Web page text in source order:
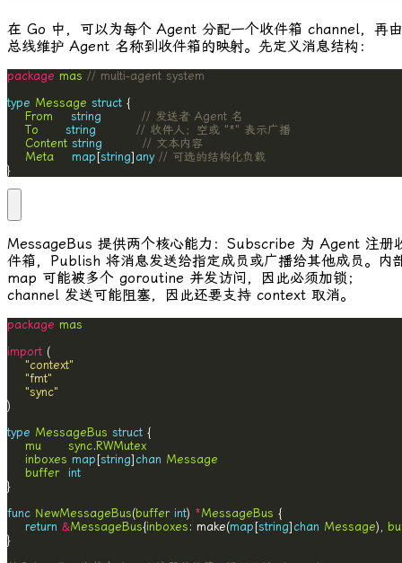
在 Go 中，可以为每个 Agent 分配一个收件箱 channel，再由
总线维护 Agent 名称到收件箱的映射。先定义消息结构：
package mas // multi-agent system
type Message struct
From
string
// 发送者 Agent 名
To
string
// 收件人；空或 "*" 表示广播
Content string
// 文本内容
Meta
map[string] any // 可选的结构化负载
}
MessageBus 提供两个核心能力： Subscribe 为 Agent 注册
件箱， Publish 将消息发送给指定成员或广播给其他成员。内
map 可能被多个 goroutine 并发访问，因此必须加锁；
channel 发送可能阻塞，因此还要支持 context 取消。
package mas
import
"context"
"fmt"
"sync"
type MessageBus struct
mu
sync.RWMutex
inboxes map[string] chan Message
buffer
int
func NewMessageBus(buffer int) *MessageBus
return &MessageBus{inboxes : make(map[string] chan Message),